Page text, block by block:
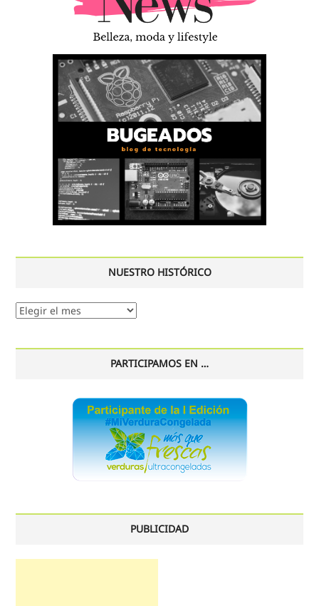
NUESTRO HISTÓRICO
Nuestro
PARTICIPAMOS EN …
PUBLICIDAD